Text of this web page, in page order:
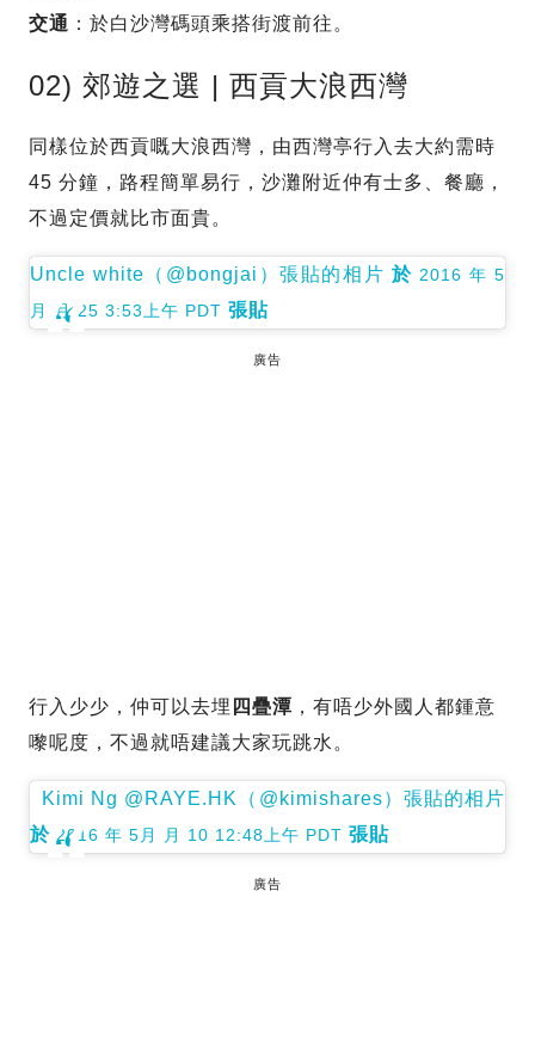
交通 ：於白沙灣碼頭乘搭街渡前往。
02) 郊遊之選 | 西貢大浪西灣
同樣位於西貢嘅大浪西灣，由西灣亭行入去大約需時
45 分鐘，路程簡單易行，沙灘附近仲有士多、餐廳，
不過定價就比市面貴。
Uncle white（@bongjai）張貼的相片 於 2016 年 5
月 月 25 3:53上午 PDT 張貼
廣告
行入少少，仲可以去埋 四疊潭 ，有唔少外國人都鍾意
嚟呢度，不過就唔建議大家玩跳水。
Kimi Ng @RAYE.HK（@kimishares）張貼的相片
於 2016 年 5月 月 10 12:48上午 PDT 張貼
廣告